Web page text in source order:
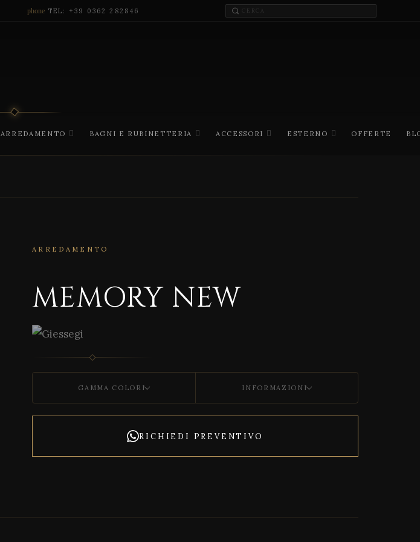
phone TEL: +39 0362 282846
ARREDAMENTO BAGNI E RUBINETTERIA ACCESSORI ESTERNO OFFERTE
ARREDAMENTO
MEMORY NEW
GAMMA COLORI INFORMAZIONI
RICHIEDI PREVENTIVO